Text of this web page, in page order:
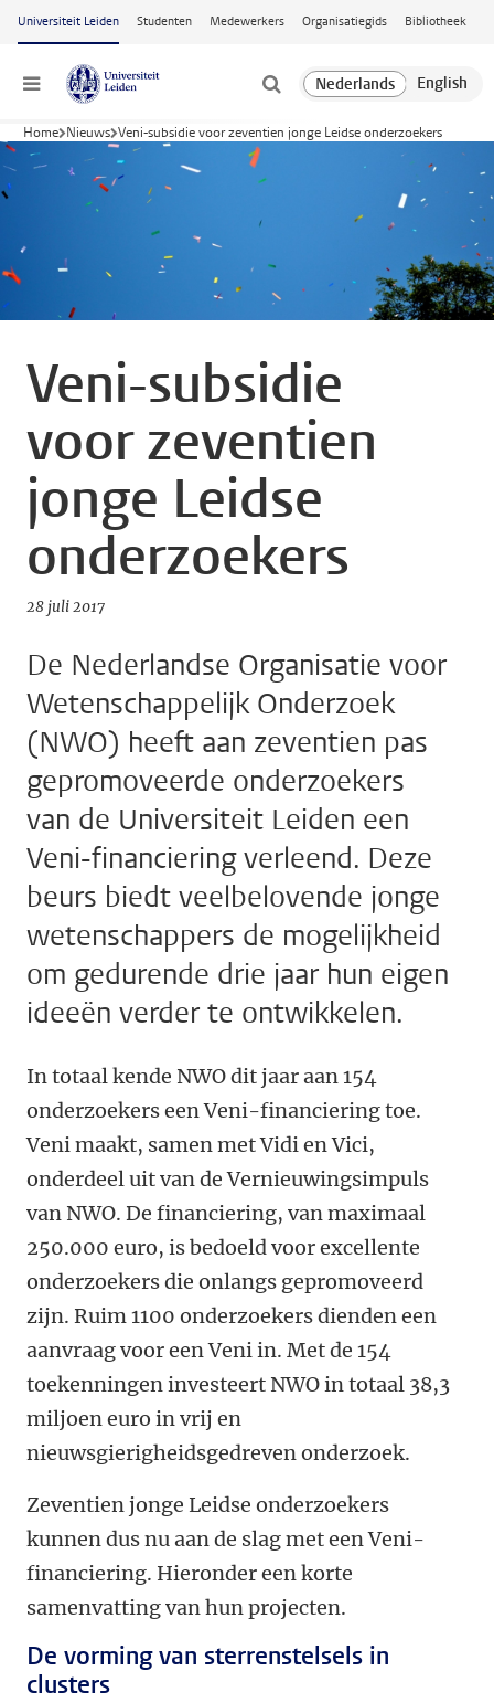
Ga naar hoofdinhoud
Universiteit Leiden Studenten Medewerkers Organisatiegids Bibliotheek
Menu
Home Nieuws Veni-subsidie voor zeventien jonge Leidse onderzoekers
Veni-subsidie
voor zeventien
jonge Leidse
onderzoekers
28 juli 2017
De Nederlandse Organisatie voor
Wetenschappelijk Onderzoek
(NWO) heeft aan zeventien pas
gepromoveerde onderzoekers
van de Universiteit Leiden een
Veni-financiering verleend. Deze
beurs biedt veelbelovende jonge
wetenschappers de mogelijkheid
om gedurende drie jaar hun eigen
ideeën verder te ontwikkelen.
In totaal kende NWO dit jaar aan 154
onderzoekers een Veni-financiering toe.
Veni maakt, samen met Vidi en Vici,
onderdeel uit van de Vernieuwingsimpuls
van NWO. De financiering, van maximaal
250.000 euro, is bedoeld voor excellente
onderzoekers die onlangs gepromoveerd
zijn. Ruim 1100 onderzoekers dienden een
aanvraag voor een Veni in. Met de 154
toekenningen investeert NWO in totaal 38,3
miljoen euro in vrij en
nieuwsgierigheidsgedreven onderzoek.
Zeventien jonge Leidse onderzoekers
kunnen dus nu aan de slag met een Veni-
financiering. Hieronder een korte
samenvatting van hun projecten.
De vorming van sterrenstelsels in
clusters